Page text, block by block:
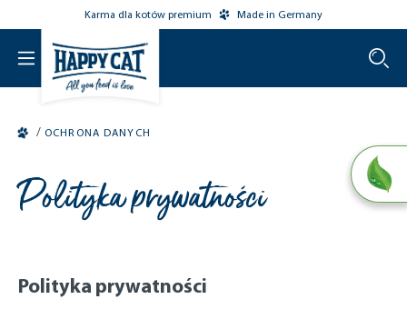
main contentKarma dla kotów premium Made in Germany
/ OCHRONA DANYCH
Polityka prywatności
Polityka prywatności